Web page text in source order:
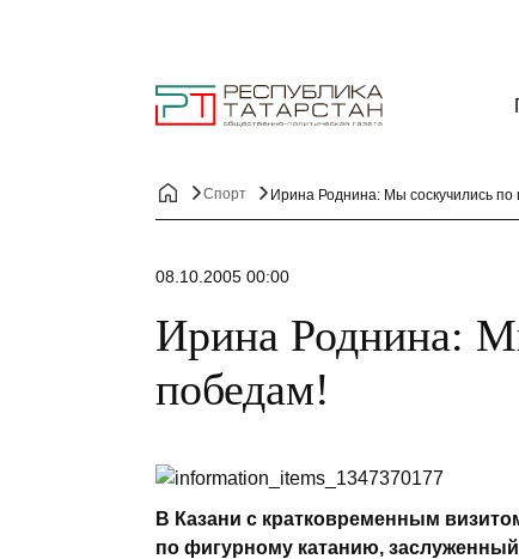
Спорт Ирина Роднина: Мы соскучились по
08.10.2005 00:00
Ирина Роднина:
победам!
В Казани с кратковременным
по фигурному катанию,